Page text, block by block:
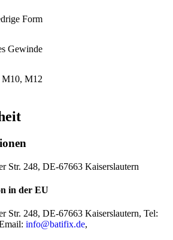
Form
Gewinde
M10, M12
Str. 248, DE-67663 Kaiserslautern
in der EU
Str. 248, DE-67663 Kaiserslautern, Tel:
info@batifix.de,